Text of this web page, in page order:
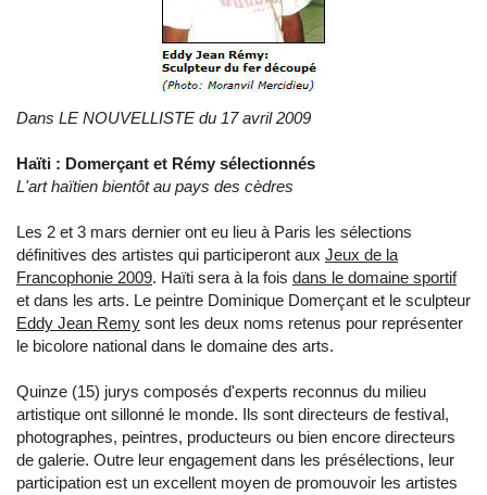
Dans LE NOUVELLISTE du 17 avril 2009
Haïti : Domerçant et Rémy sélectionnés
L'art haïtien bientôt au pays des cèdres
Les 2 et 3 mars dernier ont eu lieu à Paris les sélections
définitives des artistes qui participeront aux Jeux de la
Francophonie 2009. Haïti sera à la fois dans le domaine sportif
et dans les arts. Le peintre Dominique Domerçant et le sculpteur
Eddy Jean Remy sont les deux noms retenus pour représenter
le bicolore national dans le domaine des arts.
Quinze (15) jurys composés d'experts reconnus du milieu
artistique ont sillonné le monde. Ils sont directeurs de festival,
photographes, peintres, producteurs ou bien encore directeurs
de galerie. Outre leur engagement dans les présélections, leur
participation est un excellent moyen de promouvoir les artistes